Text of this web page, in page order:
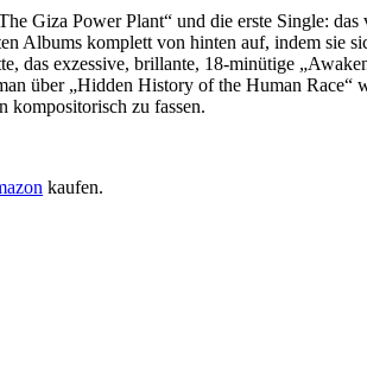
Giza Power Plant“ und die erste Single:
Albums komplett von hinten auf, indem sie
das exzessive, brillante, 18-minütige
über „Hidden History of the Human Race“
kompositorisch zu fassen.
kaufen.